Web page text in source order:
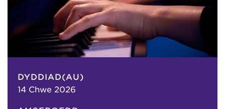
DYDDIAD(AU)
14 Chwe 2026